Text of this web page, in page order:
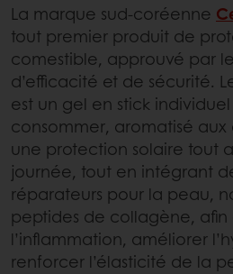
La marque sud-coréenne
tout premier produit de
comestible, approuvé par
d’efficacité et de sécurité.
est un gel en stick
consommer, aromatisé aux
une protection solaire tout
journée, tout en intégrant
réparateurs pour la peau,
peptides de collagène,
l’inflammation, améliorer
renforcer l’élasticité de la